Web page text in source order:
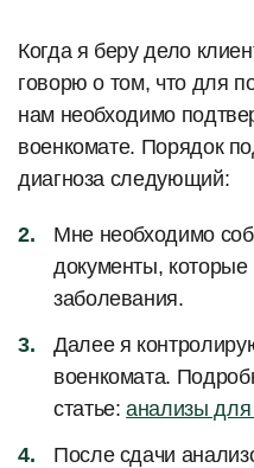
Когда я беру дело
говорю о том, что для
нам необходимо
военкомате. Порядок
диагноза следующий:
Мне необходимо
документы,
заболевания.
Далее я
военкомата.
статье:анализы для
После сдачи